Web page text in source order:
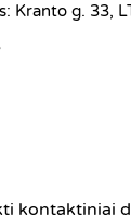
Kranto g. 33,
kontaktiniai